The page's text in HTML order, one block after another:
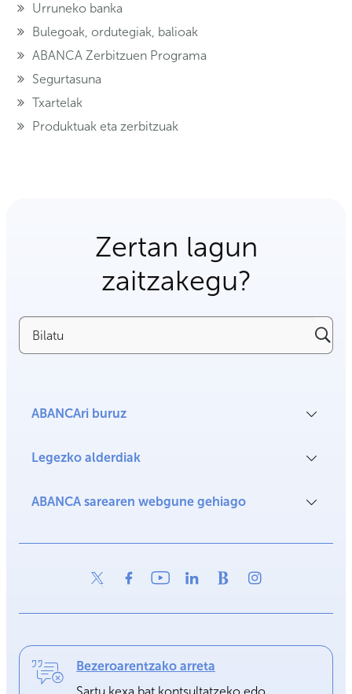
Urruneko banka
Bulegoak, ordutegiak, balioak
ABANCA Zerbitzuen Programa
Segurtasuna
Txartelak
Produktuak eta zerbitzuak
Zertan lagun
zaitzakegu?
Bilatu
ABANCAri buruz
Legezko alderdiak
ABANCA sarearen webgune gehiago
Bezeroarentzako arreta